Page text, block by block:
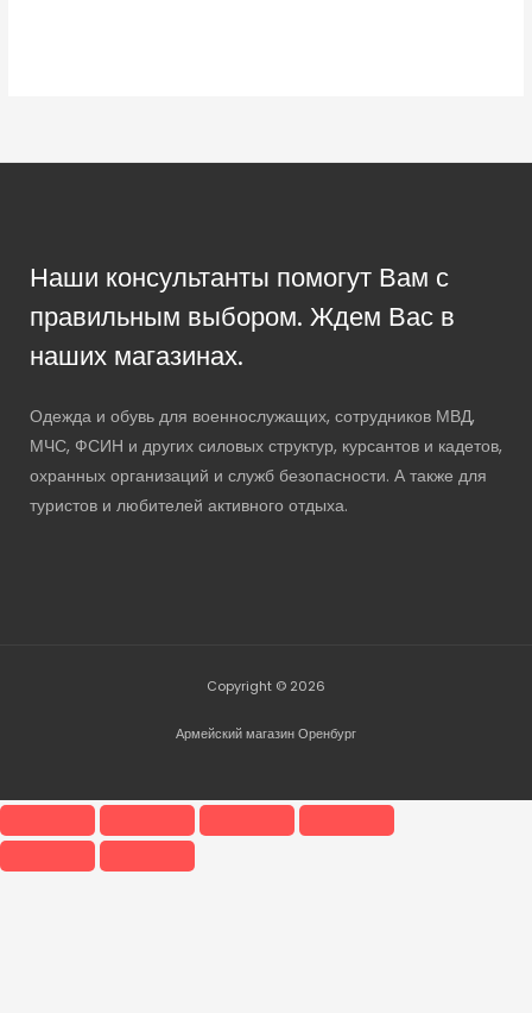
Наши консультанты помогут Вам с
правильным выбором. Ждем Вас в
наших магазинах.
Одежда и обувь для военнослужащих, сотрудников МВД,
МЧС, ФСИН и других силовых структур, курсантов и кадетов,
охранных организаций и служб безопасности. А также для
туристов и любителей активного отдыха.
Copyright © 2026
Армейский магазин Оренбург